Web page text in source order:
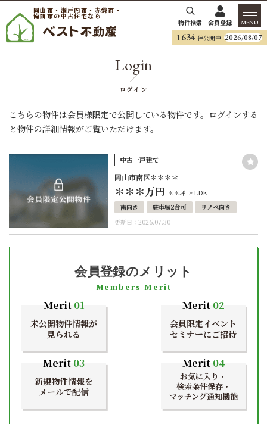
岡山市・瀬戸内市・赤磐市・
備前市の中古住宅なら
物件検索 会員登録 MENU
1634 件公開中 2026/08/07
Login
ログイン
こちらの物件は会員様限定で公開している物件です。ログインする
と物件の詳細情報がご覧いただけます。
中古一戸建て
岡山市南区＊＊＊＊
＊＊＊万円 ＊＊坪 ＊LDK
南向き
駐車場2台可
リノベ向き
更新日：2026.07.30
会員登録のメリット
Members Merit
Merit01
未公開物件情報が
見られる
Merit02
会員限定イベント
セミナーにご招待
Merit 03
新規物件情報を
メールで配信
Merit04
お気に入り・
検索条件保存・
マッチング通知機能